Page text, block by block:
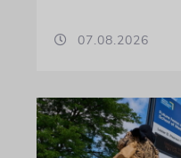
07.08.2026